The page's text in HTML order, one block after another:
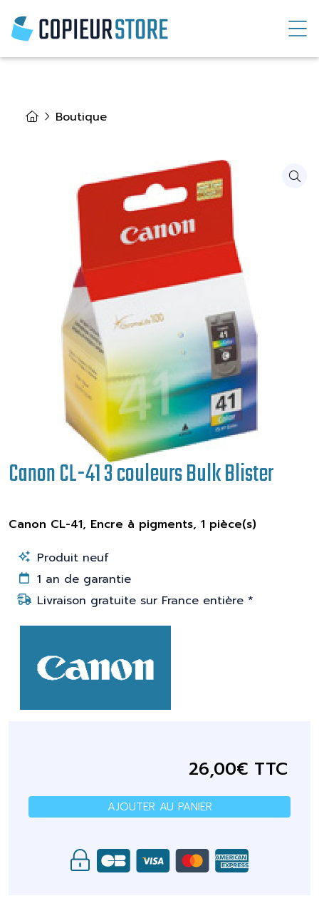
Boutique
Canon CL-41 3 couleurs Bulk Blister
Canon CL-41, Encre à pigments, 1 pièce(s)
Produit neuf
1 an de garantie
Livraison gratuite sur France entière *
26,00€ TTC
AJOUTER AU PANIER